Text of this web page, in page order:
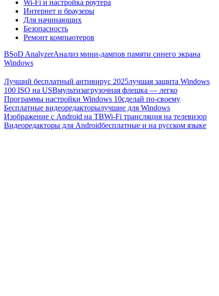
Wi-Fi и настройка роутера
Интернет и браузеры
Для начинающих
Безопасность
Ремонт компьютеров
BSoD AnalyzerАнализ мини-дампов памяти синего экрана
Windows
Лучший бесплатный антивирус 2025лучшая защита Windows
100 ISO на USBмультизагрузочная флешка — легко
Программы настройки Windows 10сделай по-своему
Бесплатные видеоредакторылучшие для Windows
Изображение с Android на ТВWi-Fi трансляция на телевизор
Видеоредакторы для Androidбесплатные и на русском языке